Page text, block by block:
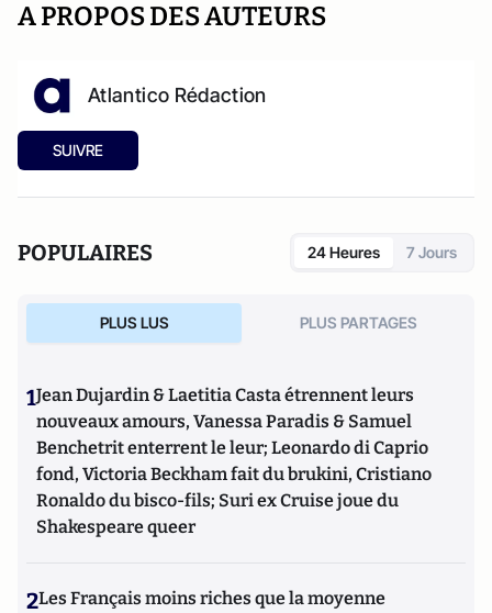
A PROPOS DES AUTEURS
Atlantico Rédaction
SUIVRE
POPULAIRES 24 Heures 7 Jours
PLUS LUS PLUS PARTAGES
1Jean Dujardin & Laetitia Casta étrennent leurs
nouveaux amours, Vanessa Paradis & Samuel
Benchetrit enterrent le leur; Leonardo di Caprio
fond, Victoria Beckham fait du brukini, Cristiano
Ronaldo du bisco-fils; Suri ex Cruise joue du
Shakespeare queer
2Les Français moins riches que la moyenne